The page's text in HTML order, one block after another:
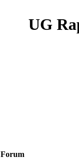
UG
Forum